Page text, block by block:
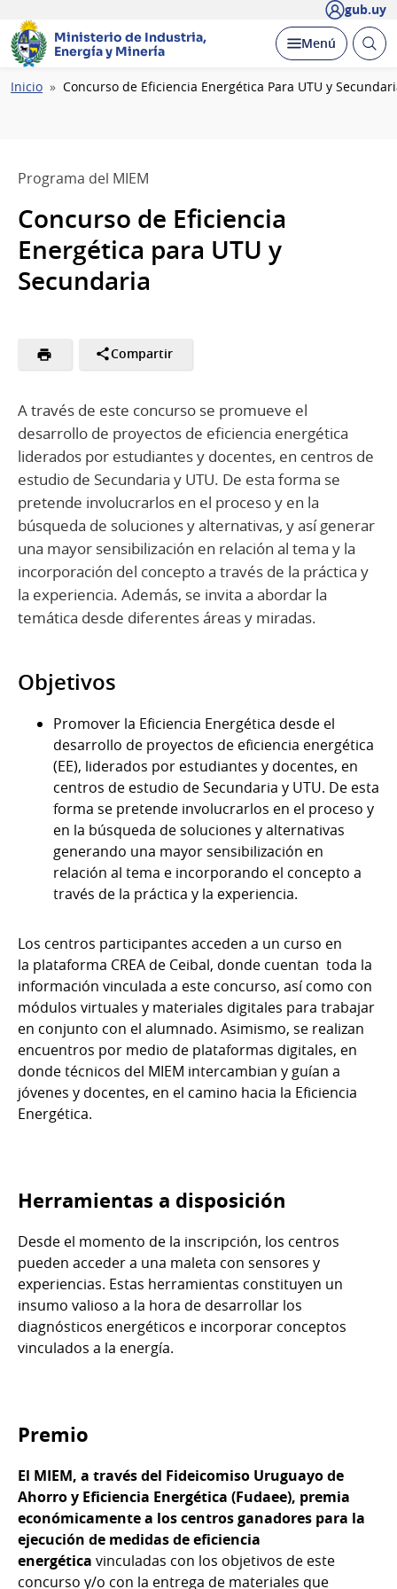
gub.uy
Ministerio de Industria,
Energía y Minería
Desplegar
Menú Abrir
Ruta
Inicio Concurso de Eficiencia Energética Para UTU y
Programa del MIEM
Concurso de Eficiencia
Energética para UTU y
Secundaria
Compartir
A través de este concurso se promueve el
desarrollo de proyectos de eficiencia energética
liderados por estudiantes y docentes, en centros de
estudio de Secundaria y UTU. De esta forma se
pretende involucrarlos en el proceso y en la
búsqueda de soluciones y alternativas, y así generar
una mayor sensibilización en relación al tema y la
incorporación del concepto a través de la práctica y
la experiencia. Además, se invita a abordar la
temática desde diferentes áreas y miradas.
Objetivos
Promover la Eficiencia Energética desde el
desarrollo de proyectos de eficiencia energética
(EE), liderados por estudiantes y docentes, en
centros de estudio de Secundaria y UTU. De esta
forma se pretende involucrarlos en el proceso y
en la búsqueda de soluciones y alternativas
generando una mayor sensibilización en
relación al tema e incorporando el concepto a
través de la práctica y la experiencia.
Los centros participantes acceden a un curso en
la plataforma CREA de Ceibal, donde cuentan toda la
información vinculada a este concurso, así como con
módulos virtuales y materiales digitales para trabajar
en conjunto con el alumnado. Asimismo, se realizan
encuentros por medio de plataformas digitales, en
donde técnicos del MIEM intercambian y guían a
jóvenes y docentes, en el camino hacia la Eficiencia
Energética.
Herramientas a disposición
Desde el momento de la inscripción, los centros
pueden acceder a una maleta con sensores y
experiencias. Estas herramientas constituyen un
insumo valioso a la hora de desarrollar los
diagnósticos energéticos e incorporar conceptos
vinculados a la energía.
Premio
El MIEM, a través del Fideicomiso Uruguayo de
Ahorro y Eficiencia Energética (Fudaee), premia
económicamente a los centros ganadores para la
ejecución de medidas de eficiencia
energética vinculadas con los objetivos de este
concurso y/o con la entrega de materiales que